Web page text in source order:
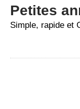
Petites
Simple, rapide et